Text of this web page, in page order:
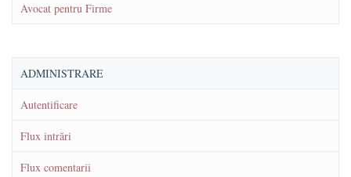
Avocat pentru Firme
ADMINISTRARE
Autentificare
Flux intrări
Flux comentarii